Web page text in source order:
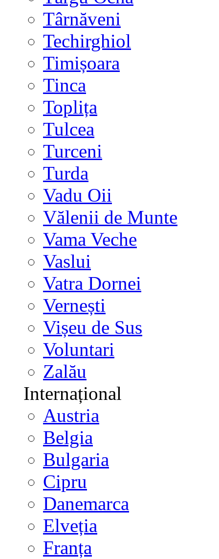
Târnăveni
Techirghiol
Timișoara
Tinca
Toplița
Tulcea
Turceni
Turda
Vadu Oii
Vălenii de Munte
Vama Veche
Vaslui
Vatra Dornei
Vernești
Vișeu de Sus
Voluntari
Zalău
Internațional
Austria
Belgia
Bulgaria
Cipru
Danemarca
Elveția
Franța